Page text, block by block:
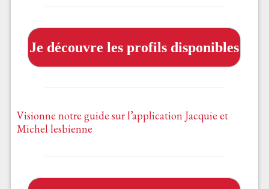
Je découvre les profils disponibles
Visionne notre guide sur l’application Jacquie et
Michel lesbienne